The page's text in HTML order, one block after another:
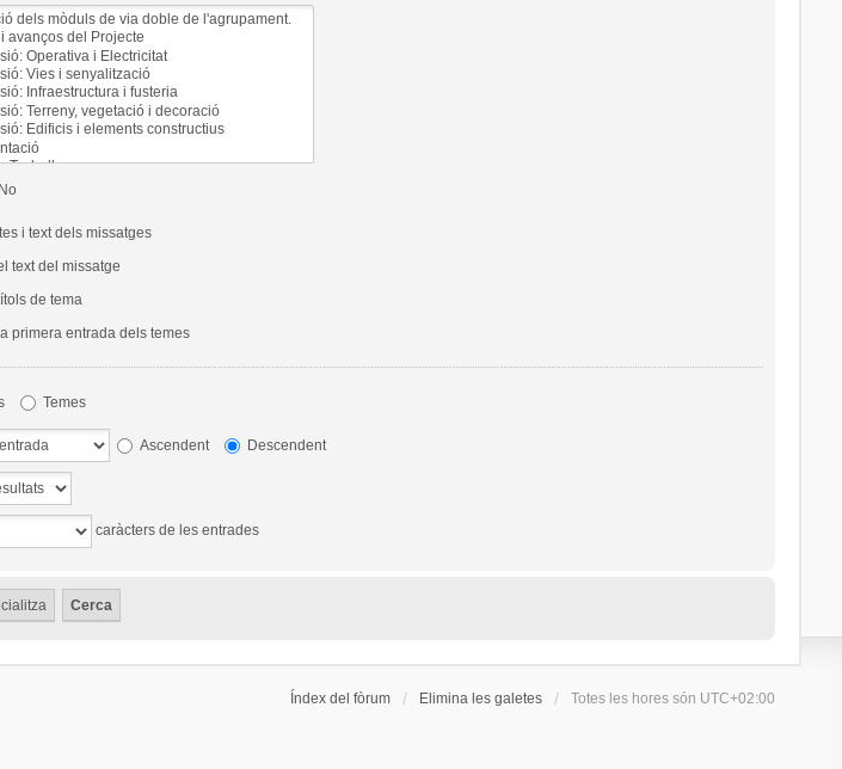
No
i text dels missatges
text del missatge
de tema
primera entrada dels temes
Temes
Ascendent Descendent
caràcters de les entrades
Índex del fòrum Elimina les galetes Totes les hores són UTC+02:00